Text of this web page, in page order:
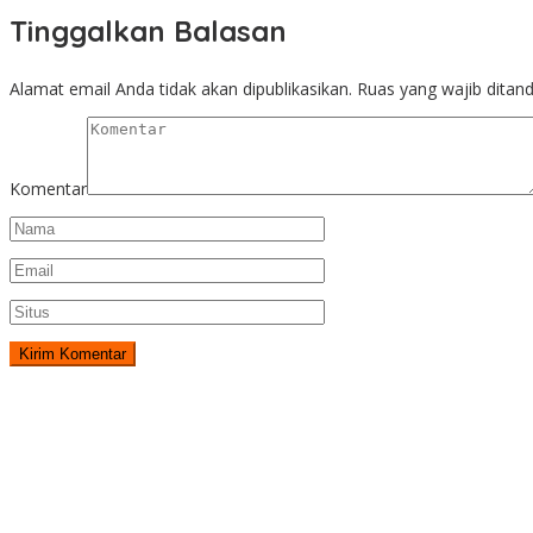
Tinggalkan Balasan
Alamat email Anda tidak akan dipublikasikan. Ruas yang wajib
Komentar